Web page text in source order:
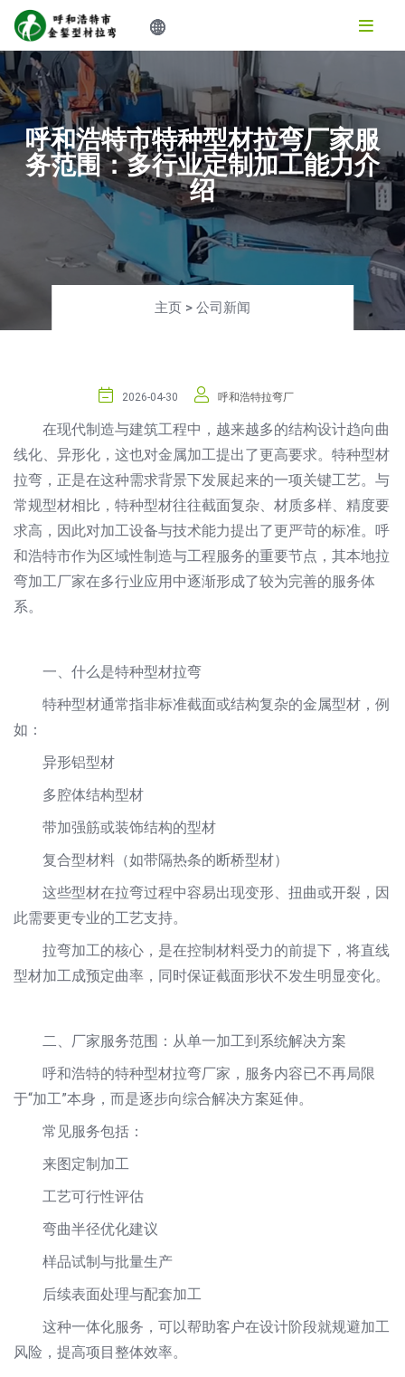
呼和浩特市特种型材拉弯厂家服
务范围：多行业定制加工能力介
绍
主页> 公司新闻
2026-04-30 呼和浩特拉弯厂
在现代制造与建筑工程中，越来越多的结构设计趋向曲
线化、异形化，这也对金属加工提出了更高要求。特种型材
拉弯，正是在这种需求背景下发展起来的一项关键工艺。与
常规型材相比，特种型材往往截面复杂、材质多样、精度要
求高，因此对加工设备与技术能力提出了更严苛的标准。呼
和浩特市作为区域性制造与工程服务的重要节点，其本地拉
弯加工厂家在多行业应用中逐渐形成了较为完善的服务体
系。
一、什么是特种型材拉弯
特种型材通常指非标准截面或结构复杂的金属型材，例
如：
异形铝型材
多腔体结构型材
带加强筋或装饰结构的型材
复合型材料（如带隔热条的断桥型材）
这些型材在拉弯过程中容易出现变形、扭曲或开裂，因
此需要更专业的工艺支持。
拉弯加工的核心，是在控制材料受力的前提下，将直线
型材加工成预定曲率，同时保证截面形状不发生明显变化。
二、厂家服务范围：从单一加工到系统解决方案
呼和浩特的特种型材拉弯厂家，服务内容已不再局限
于“加工”本身，而是逐步向综合解决方案延伸。
常见服务包括：
来图定制加工
工艺可行性评估
弯曲半径优化建议
样品试制与批量生产
后续表面处理与配套加工
这种一体化服务，可以帮助客户在设计阶段就规避加工
风险，提高项目整体效率。